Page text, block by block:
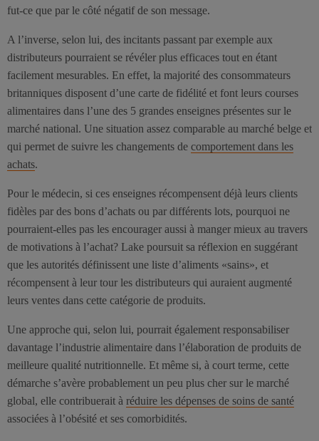
fut-ce que par le côté négatif de son message.
A l’inverse, selon lui, des incitants passant par exemple aux
distributeurs pourraient se révéler plus efficaces tout en étant
facilement mesurables. En effet, la majorité des consommateurs
britanniques disposent d’une carte de fidélité et font leurs courses
alimentaires dans l’une des 5 grandes enseignes présentes sur le
marché national. Une situation assez comparable au marché belge et
qui permet de suivre les changements de comportement dans les
achats.
Pour le médecin, si ces enseignes récompensent déjà leurs clients
fidèles par des bons d’achats ou par différents lots, pourquoi ne
pourraient-elles pas les encourager aussi à manger mieux au travers
de motivations à l’achat? Lake poursuit sa réflexion en suggérant
que les autorités définissent une liste d’aliments «sains», et
récompensent à leur tour les distributeurs qui auraient augmenté
leurs ventes dans cette catégorie de produits.
Une approche qui, selon lui, pourrait également responsabiliser
davantage l’industrie alimentaire dans l’élaboration de produits de
meilleure qualité nutritionnelle. Et même si, à court terme, cette
démarche s’avère probablement un peu plus cher sur le marché
global, elle contribuerait à réduire les dépenses de soins de santé
associées à l’obésité et ses comorbidités.